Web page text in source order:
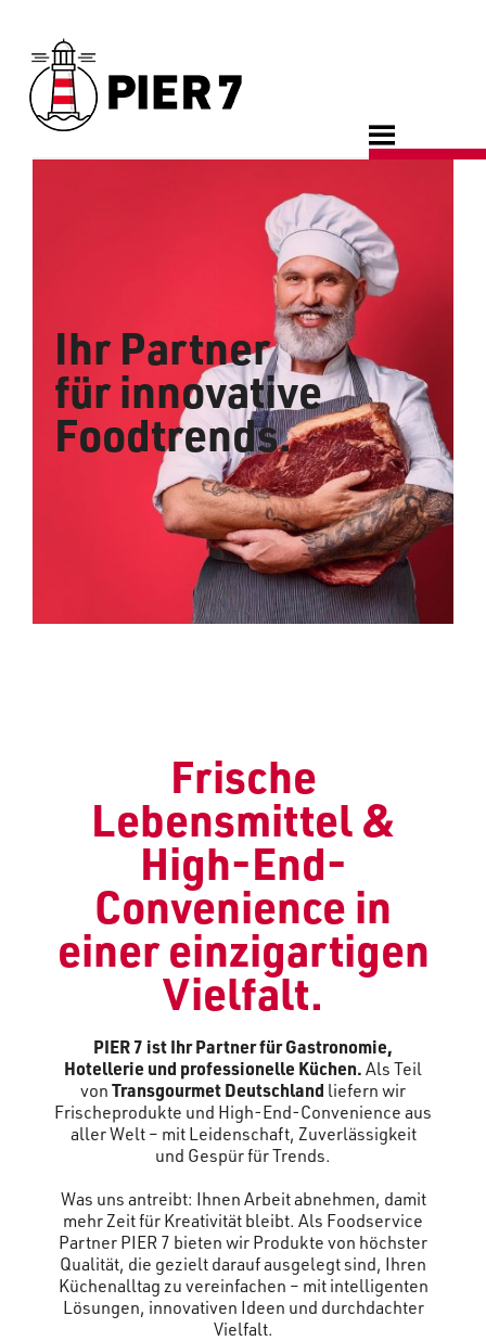
Ihr Partner
fürinnovative
Foodtrends.
Frische
Lebensmittel &
High-End-
Convenience in
einer einzigartigen
Vielfalt.
PIER 7 ist Ihr Partner für Gastronomie,
Hotellerie und professionelle Küchen.Als Teil
vonTransgourmet Deutschland liefern wir
Frischeprodukte und High-End-Convenience aus
aller Welt – mit Leidenschaft, Zuverlässigkeit
und Gespür für Trends.
Was uns antreibt: Ihnen Arbeit abnehmen, damit
mehr Zeit für Kreativität bleibt. Als Foodservice
Partner PIER 7 bieten wir Produkte von höchster
Qualität, die gezielt darauf ausgelegt sind, Ihren
Küchenalltag zu vereinfachen – mit intelligenten
Lösungen, innovativen Ideen und durchdachter
Vielfalt.